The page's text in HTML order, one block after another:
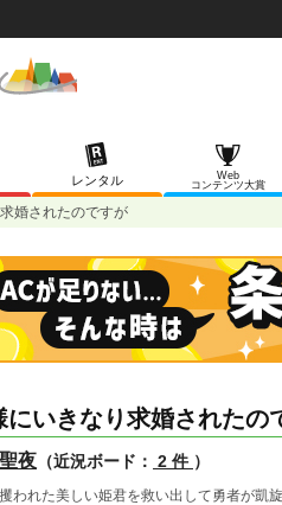
レンタル
Web
コンテンツ大賞
婚されたのですが
にいきなり求婚されたの
夜 （近況ボード： 2 件 ）
われた美しい姫君を救い出して勇者が凱